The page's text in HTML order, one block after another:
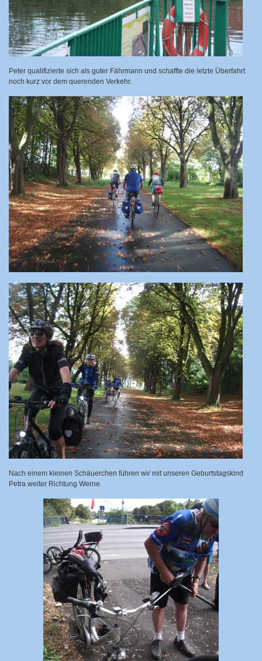
Peter qualifizierte sich als guter Fährmann und schaffte die letzte Überfahrt
noch kurz vor dem querenden Verkehr.
Nach einem kleinen Schäuerchen führen wir mit unseren Geburtstagskind
Petra weiter Richtung Werne.